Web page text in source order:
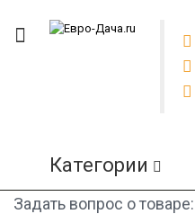
Категории
Задать вопрос о товаре: